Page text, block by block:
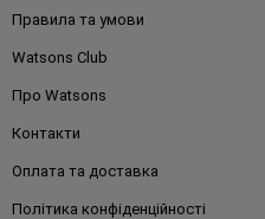
Правила та умови
Watsons Club
Про Watsons
Контакти
Оплата та доставка
Політика конфіденційності